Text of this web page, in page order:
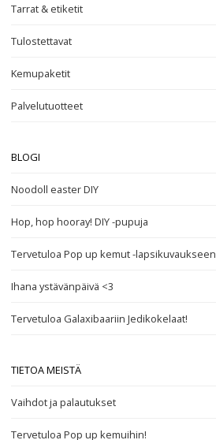
Tarrat & etiketit
Tulostettavat
Kemupaketit
Palvelutuotteet
BLOGI
Noodoll easter DIY
Hop, hop hooray! DIY -pupuja
Tervetuloa Pop up kemut -lapsikuvaukseen
Ihana ystävänpäivä <3
Tervetuloa Galaxibaariin Jedikokelaat!
TIETOA MEISTÄ
Vaihdot ja palautukset
Tervetuloa Pop up kemuihin!